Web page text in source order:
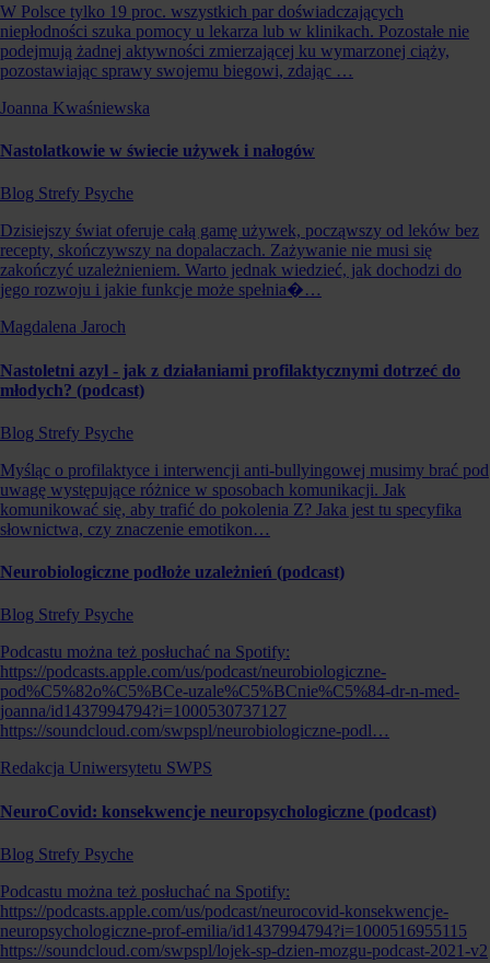
W Polsce tylko 19 proc. wszystkich par doświadczających
niepłodności szuka pomocy u lekarza lub w klinikach. Pozostałe nie
podejmują żadnej aktywności zmierzającej ku wymarzonej ciąży,
pozostawiając sprawy swojemu biegowi, zdając …
Joanna Kwaśniewska
Nastolatkowie w świecie używek i nałogów
Blog Strefy Psyche
Dzisiejszy świat oferuje całą gamę używek, począwszy od leków bez
recepty, skończywszy na dopalaczach. Zażywanie nie musi się
zakończyć uzależnieniem. Warto jednak wiedzieć, jak dochodzi do
jego rozwoju i jakie funkcje może spełnia�…
Magdalena Jaroch
Nastoletni azyl - jak z działaniami profilaktycznymi dotrzeć do
młodych? (podcast)
Blog Strefy Psyche
Myśląc o profilaktyce i interwencji anti-bullyingowej musimy brać pod
uwagę występujące różnice w sposobach komunikacji. Jak
komunikować się, aby trafić do pokolenia Z? Jaka jest tu specyfika
słownictwa, czy znaczenie emotikon…
Neurobiologiczne podłoże uzależnień (podcast)
Blog Strefy Psyche
Podcastu można też posłuchać na Spotify:
https://podcasts.apple.com/us/podcast/neurobiologiczne-
pod%C5%82o%C5%BCe-uzale%C5%BCnie%C5%84-dr-n-med-
joanna/id1437994794?i=1000530737127
https://soundcloud.com/swpspl/neurobiologiczne-podl…
Redakcja Uniwersytetu SWPS
NeuroCovid: konsekwencje neuropsychologiczne (podcast)
Blog Strefy Psyche
Podcastu można też posłuchać na Spotify:
https://podcasts.apple.com/us/podcast/neurocovid-konsekwencje-
neuropsychologiczne-prof-emilia/id1437994794?i=1000516955115
https://soundcloud.com/swpspl/lojek-sp-dzien-mozgu-podcast-2021-v2